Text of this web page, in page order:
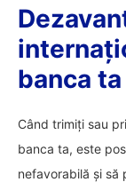
banca ta
Când trimiți sau
banca ta, este
nefavorabilă și să